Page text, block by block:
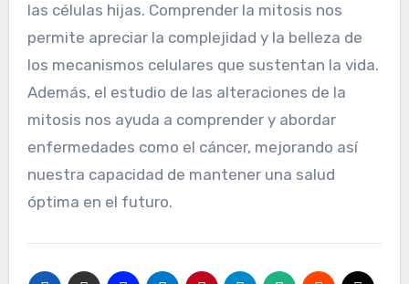
las células hijas. Comprender la mitosis nos
permite apreciar la complejidad y la belleza de
los mecanismos celulares que sustentan la vida.
Además, el estudio de las alteraciones de la
mitosis nos ayuda a comprender y abordar
enfermedades como el cáncer, mejorando así
nuestra capacidad de mantener una salud
óptima en el futuro.